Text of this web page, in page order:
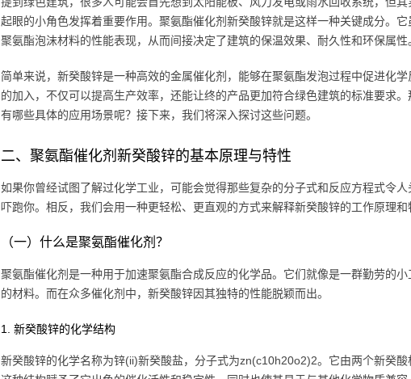
起眼的小角色发挥着重要作用。聚氨酯催化剂新癸酸锌就是这样一种关键成分。
聚氨酯泡沫材料的性能表现，从而间接决定了建筑的保温效果、耐久性和环保属性
简单来说，新癸酸锌是一种高效的金属催化剂，能够在聚氨酯发泡过程中促进化
的加入，不仅可以提高生产效率，还能让终的产品更加符合绿色建筑的标准要求
有哪些具体的应用场景呢？接下来，我们将深入探讨这些问题。
二、聚氨酯催化剂新癸酸锌的基本原理与特性
如果你曾经试图了解过化学工业，可能会觉得那些复杂的分子式和反应方程式令
吓跑你。相反，我们会用一种更轻松、更直观的方式来解释新癸酸锌的工作原理和
（一）什么是聚氨酯催化剂？
聚氨酯催化剂是一种用于加速聚氨酯合成反应的化学品。它们就像是一群勤劳的
的材料。而在众多催化剂中，新癸酸锌因其独特的性能脱颖而出。
1. 新癸酸锌的化学结构
新癸酸锌的化学名称为锌(ii)新癸酸盐，分子式为zn(c10h20o2)2。它由两个新癸酸